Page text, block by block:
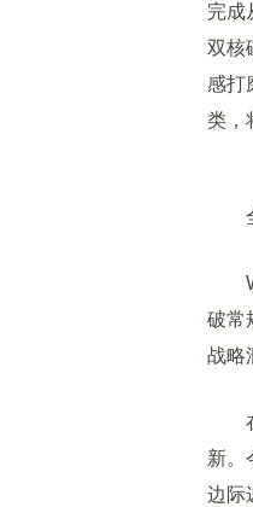
完成
双核
感打
类，
全
破常
战略
在
新。
边际